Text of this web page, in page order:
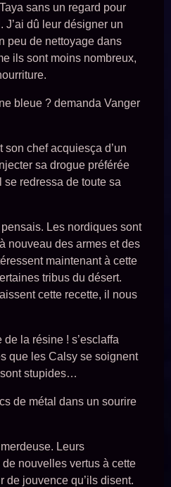
sans un regard pour
dû leur désigner un
peu de nettoyage dans
ils sont moins nombreux,
bleue ? demanda Vanger
son chef acquiesça d’un
sa drogue préférée
redressa de toute sa
Les nordiques sont
nouveau des armes et des
maintenant à cette
tribus du désert.
cette recette, il nous
la résine ! s’esclaffa
que les Calsy se soignent
stupides…
de métal dans un sourire
Leurs
nouvelles vertus à cette
de jouvence qu’ils disent.